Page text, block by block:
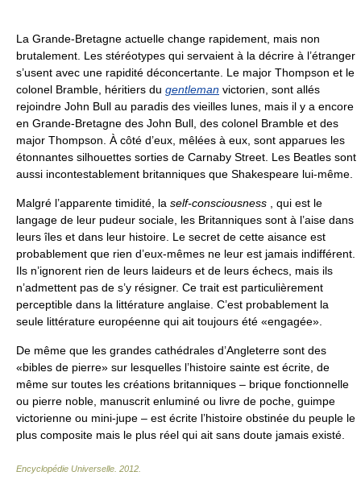
La Grande-Bretagne actuelle change rapidement, mais non
brutalement. Les stéréotypes qui servaient à la décrire à l’étranger
s’usent avec une rapidité déconcertante. Le major Thompson et le
colonel Bramble, héritiers du gentleman victorien, sont allés
rejoindre John Bull au paradis des vieilles lunes, mais il y a encore
en Grande-Bretagne des John Bull, des colonel Bramble et des
major Thompson. À côté d’eux, mêlées à eux, sont apparues les
étonnantes silhouettes sorties de Carnaby Street. Les Beatles sont
aussi incontestablement britanniques que Shakespeare lui-même.
Malgré l’apparente timidité, la self-consciousness , qui est le
langage de leur pudeur sociale, les Britanniques sont à l’aise dans
leurs îles et dans leur histoire. Le secret de cette aisance est
probablement que rien d’eux-mêmes ne leur est jamais indifférent.
Ils n’ignorent rien de leurs laideurs et de leurs échecs, mais ils
n’admettent pas de s’y résigner. Ce trait est particulièrement
perceptible dans la littérature anglaise. C’est probablement la
seule littérature européenne qui ait toujours été «engagée».
De même que les grandes cathédrales d’Angleterre sont des
«bibles de pierre» sur lesquelles l’histoire sainte est écrite, de
même sur toutes les créations britanniques – brique fonctionnelle
ou pierre noble, manuscrit enluminé ou livre de poche, guimpe
victorienne ou mini-jupe – est écrite l’histoire obstinée du peuple le
plus composite mais le plus réel qui ait sans doute jamais existé.
Encyclopédie Universelle 2012